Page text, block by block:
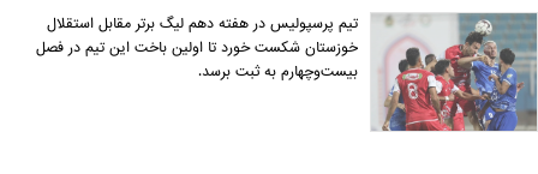
تیم پرسپولیس در هفته دهم لیگ برتر مقابل استقلال
خوزستان شکست خورد تا اولین باخت این تیم در فصل
بیست‌و‌چهارم به ثبت برسد.